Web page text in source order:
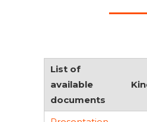
List of
available
documents